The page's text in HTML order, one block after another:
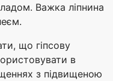
Важка ліпнина
що гіпсову
в
з підвищеною